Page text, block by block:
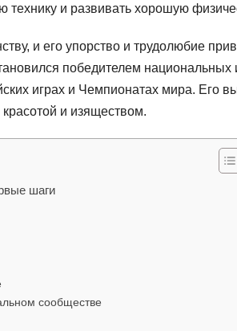
технику и развивать хорошую
и его упорство и трудолюбие
победителем
играх и Чемпионатах мира. Его
и изяществом.
шаги
сообществе